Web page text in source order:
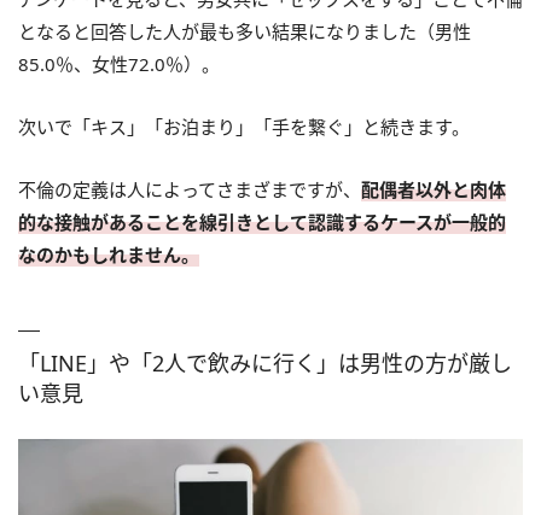
となると回答した人が最も多い結果になりました（男性
85.0％、女性72.0％）。
次いで「キス」「お泊まり」「手を繋ぐ」と続きます。
不倫の定義は人によってさまざまですが、 配偶者以外と肉体
的な接触があることを線引きとして認識するケースが一般的
なのかもしれません。
「LINE」や「2人で飲みに行く」は男性の方が厳し
い意見